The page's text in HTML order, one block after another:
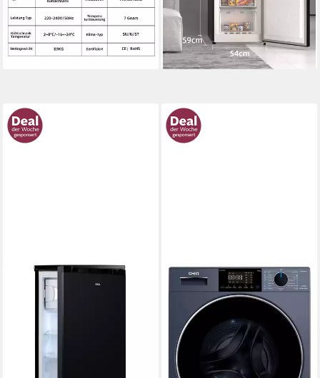
-50%
lieferbar - in 3-4 Werktagen bei dir
nur bis Dienstag
17,88 € mtl. in 24 Raten
-16%
lieferbar - in 3-4 Werktagen bei dir